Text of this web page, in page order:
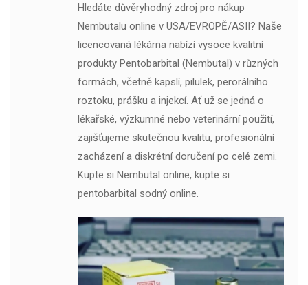
Hledáte důvěryhodný zdroj pro nákup
Nembutalu online v USA/EVROPĚ/ASII? Naše
licencovaná lékárna nabízí vysoce kvalitní
produkty Pentobarbital (Nembutal) v různých
formách, včetně kapslí, pilulek, perorálního
roztoku, prášku a injekcí. Ať už se jedná o
lékařské, výzkumné nebo veterinární použití,
zajišťujeme skutečnou kvalitu, profesionální
zacházení a diskrétní doručení po celé zemi.
Kupte si Nembutal online, kupte si
pentobarbital sodný online.